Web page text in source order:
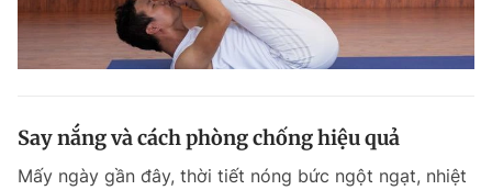
Say nắng và cách phòng chống hiệu quả
Mấy ngày gần đây, thời tiết nóng bức ngột ngạt, nhiệt